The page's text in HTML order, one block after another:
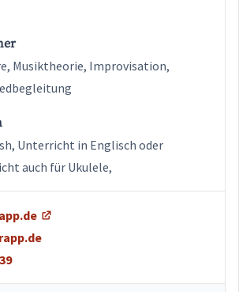
Musiktheorie, Improvisation,
Unterricht in Englisch oder
auch für Ukulele,